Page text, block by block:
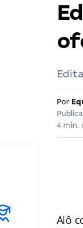
Por
4 min.
Alô